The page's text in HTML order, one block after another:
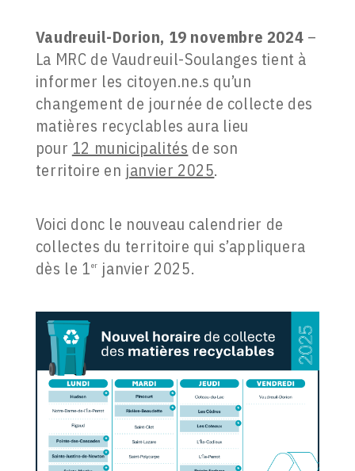
Vaudreuil-Dorion, 19 novembre 2024 –
La MRC de Vaudreuil-Soulanges tient à
informer les citoyen.ne.s qu’un
changement de journée de collecte des
matières recyclables aura lieu
pour 12 municipalités de son
territoire en janvier 2025.
Voici donc le nouveau calendrier de
collectes du territoire qui s’appliquera
dès le 1er janvier 2025.